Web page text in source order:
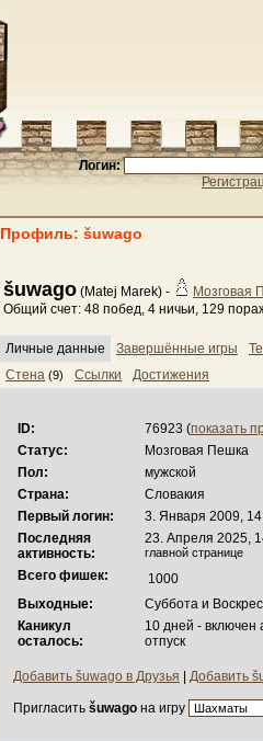
Логин:
Профиль: šuwago
šuwago (Matej Marek) -
Мозговая
Общий счет: 48 побед, 4 ничьи, 129
Личные данные Завершённые игры
Стена (9) Ссылки Достижения
ID: 76923 (показать
Статус:
Мозговая Пешка
Пол:
мужской
Страна:
Словакия
Первый логин:
3. Января 2009,
Последняя
активность:
23. Апреля 2025,
главной странице
Всего фишек:
1000
Выходные:
Суббота и
Каникул
осталось:
10 дней - включен
отпуск
Добавить šuwago в Друзья Добавить
Пригласить šuwago на игру